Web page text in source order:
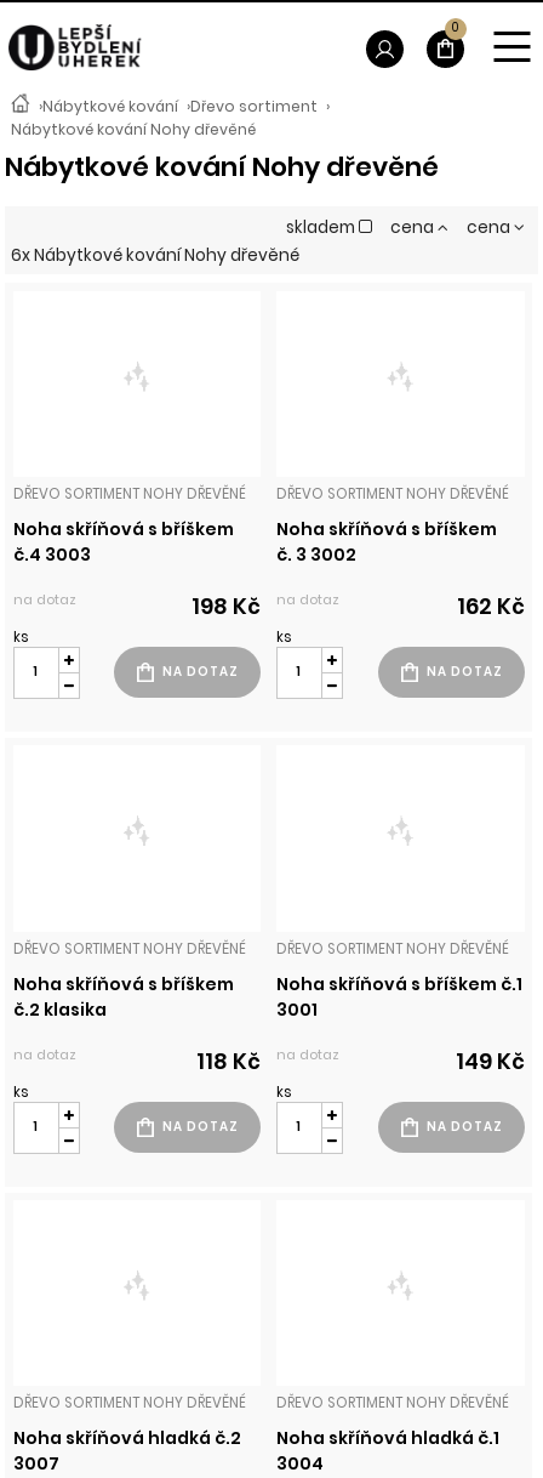
›Nábytkové kování ›Dřevo sortiment ›
Nábytkové kování Nohy dřevěné
Nábytkové kování Nohy dřevěné
skladem cena
cena
6x Nábytkové kování Nohy dřevěné
DŘEVO SORTIMENT NOHY DŘEVĚNÉ
Noha skříňová s bříškem
č.4 3003
na dotaz 198 Kč
ks
DŘEVO SORTIMENT NOHY DŘEVĚNÉ
Noha skříňová s bříškem
č. 3 3002
na dotaz 162 Kč
ks
DŘEVO SORTIMENT NOHY DŘEVĚNÉ
Noha skříňová s bříškem
č.2 klasika
na dotaz 118 Kč
ks
DŘEVO SORTIMENT NOHY DŘEVĚNÉ
Noha skříňová s bříškem č.1
3001
na dotaz 149 Kč
ks
DŘEVO SORTIMENT NOHY DŘEVĚNÉ
Noha skříňová hladká č.2
3007
DŘEVO SORTIMENT NOHY DŘEVĚNÉ
Noha skříňová hladká č.1
3004
0